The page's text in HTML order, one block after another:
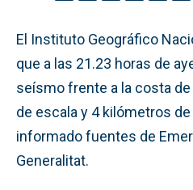
El Instituto Geográfico
que a las 21.23 horas de
seísmo frente a la costa
de escala y 4 kilómetros
informado fuentes de
Generalitat.